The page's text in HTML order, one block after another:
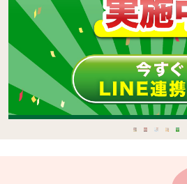
健康食品
機能性表示食品